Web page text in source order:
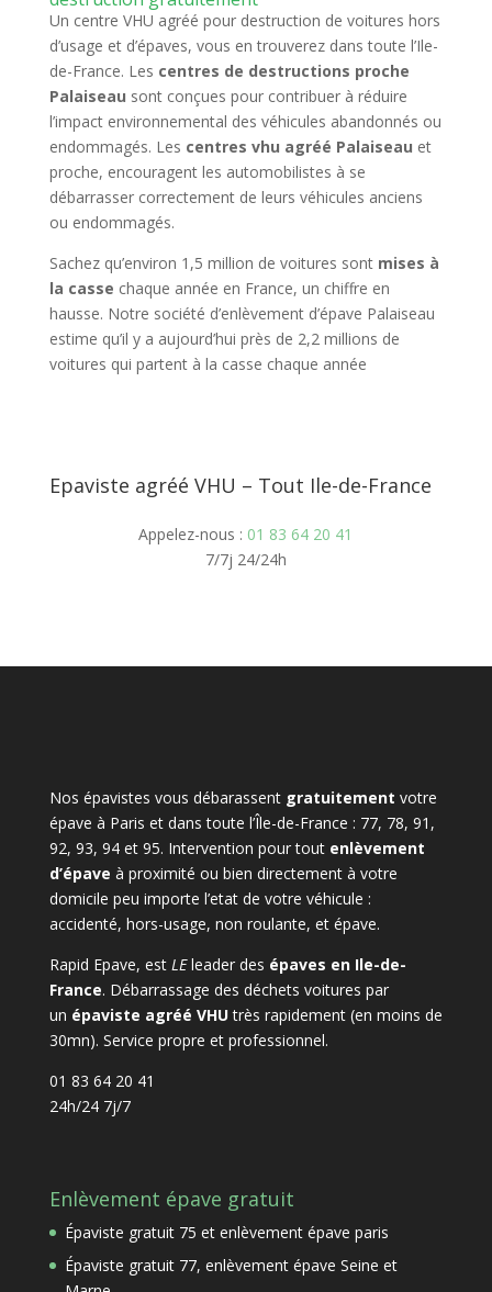
Un centre VHU agréé pour destruction de voitures hors
d’usage et d’épaves, vous en trouverez dans toute l’Ile-
de-France. Les centres de destructions proche
Palaiseau sont conçues pour contribuer à réduire
l’impact environnemental des véhicules abandonnés ou
endommagés. Les centres vhu agréé Palaiseau et
proche, encouragent les automobilistes à se
débarrasser correctement de leurs véhicules anciens
ou endommagés.
Sachez qu’environ 1,5 million de voitures sont mises à
la casse chaque année en France, un chiffre en
hausse. Notre société d’enlèvement d’épave Palaiseau
estime qu’il y a aujourd’hui près de 2,2 millions de
voitures qui partent à la casse chaque année
Epaviste agréé VHU – Tout Ile-de-France
Appelez-nous : 01 83 64 20 41
7/7j 24/24h
Nos épavistes vous débarassent gratuitement votre
épave à Paris et dans toute l’Île-de-France : 77, 78, 91,
92, 93, 94 et 95. Intervention pour tout enlèvement
d’épave à proximité ou bien directement à votre
domicile peu importe l’etat de votre véhicule :
accidenté, hors-usage, non roulante, et épave.
Rapid Epave, est LEleader des épaves en Ile-de-
France. Débarrassage des déchets voitures par
un épaviste agréé VHUtrès rapidement (en moins de
30mn). Service propre et professionnel.
01 83 64 20 41
24h/24 7j/7
Enlèvement épave gratuit
Épaviste gratuit 75 et enlèvement épave paris
Épaviste gratuit 77, enlèvement épave Seine et